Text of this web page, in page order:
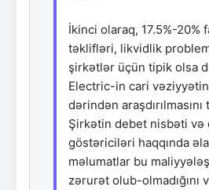
İkinci olaraq, 17.5%-20%
təklifləri, likvidlik
şirkətlər üçün tipik olsa
Electric-in cari
dərindən
Şirkətin debet nisbəti və
göstəriciləri haqqında
məlumatlar bu
zərurət olub-olmadığını